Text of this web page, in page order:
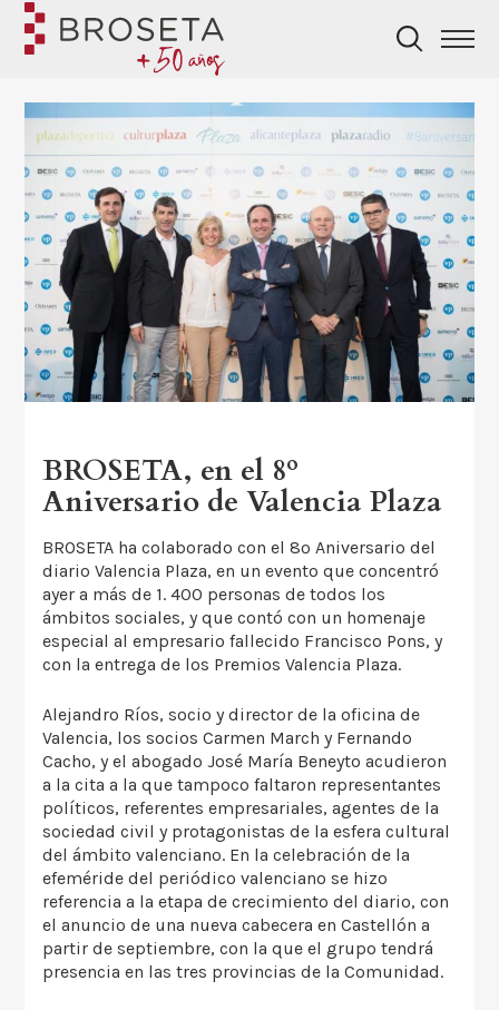
BROSETA, en el 8º
Aniversario de Valencia Plaza
BROSETA ha colaborado con el 8º Aniversario del
diario Valencia Plaza, en un evento que concentró
ayer a más de 1. 400 personas de todos los
ámbitos sociales, y que contó con un homenaje
especial al empresario fallecido Francisco Pons, y
con la entrega de los Premios Valencia Plaza.
Alejandro Ríos, socio y director de la oficina de
Valencia, los socios Carmen March y Fernando
Cacho, y el abogado José María Beneyto acudieron
a la cita a la que tampoco faltaron representantes
políticos, referentes empresariales, agentes de la
sociedad civil y protagonistas de la esfera cultural
del ámbito valenciano. En la celebración de la
efeméride del periódico valenciano se hizo
referencia a la etapa de crecimiento del diario, con
el anuncio de una nueva cabecera en Castellón a
partir de septiembre, con la que el grupo tendrá
presencia en las tres provincias de la Comunidad.